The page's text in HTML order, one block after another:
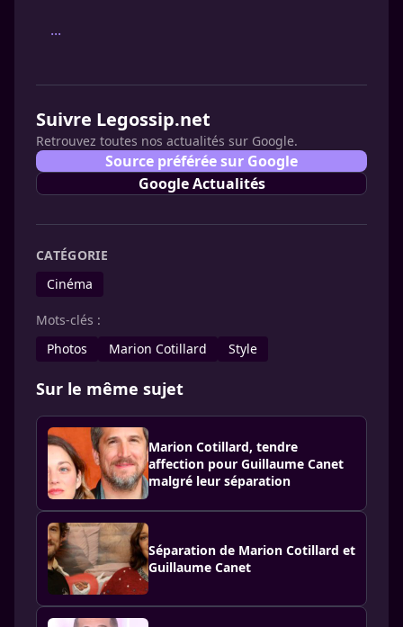
...
Suivre Legossip.net
Retrouvez toutes nos actualités sur Google.
Source préférée sur Google
Google Actualités
CATÉGORIE
Cinéma
Mots-clés :
Photos
Marion Cotillard Style
Sur le même sujet
Marion Cotillard, tendre
affection pour Guillaume Canet
malgré leur séparation
Séparation de Marion Cotillard et
Guillaume Canet